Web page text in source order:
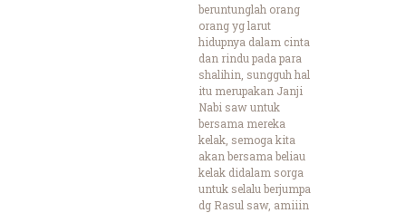
beruntunglah orang
orang yg larut
hidupnya dalam cinta
dan rindu pada para
shalihin, sungguh hal
itu merupakan Janji
Nabi saw untuk
bersama mereka
kelak, semoga kita
akan bersama beliau
kelak didalam sorga
untuk selalu berjumpa
dg Rasul saw, amiiin